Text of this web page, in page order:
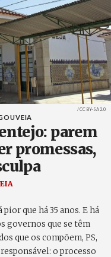
Créditos
/ CC BY-SA 2.0
parem
promessas,
que há 35 anos. E há
governos que se têm
que os compõem, PS,
o processo